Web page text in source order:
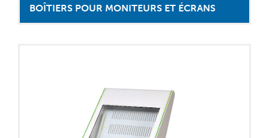
BOÎTIERS POUR MONITEURS ET ÉCRANS